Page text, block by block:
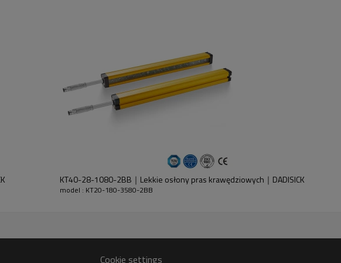
i odbiornika.
KT40-28-1080-2BB｜Lekkie osłony pras krawędziowych｜DADISICK
model : KT20-180-3580-2BB
Cookie settings